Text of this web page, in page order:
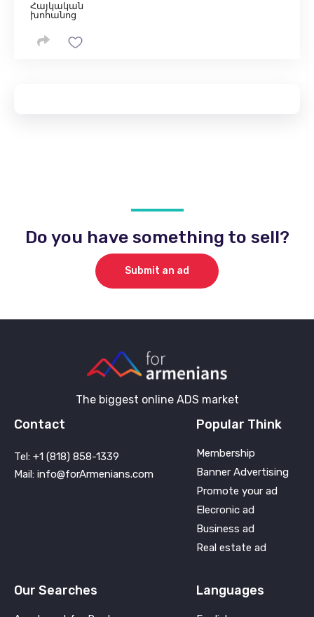
Հայկական
խոհանոց
Do you have something to sell?
Submit an ad
The biggest online ADS market
Contact
Tel: +1 (818) 858-1339
Mail: info@forArmenians.com
Popular Think
Membership
Banner Advertising
Promote your ad
Elecronic ad
Business ad
Real estate ad
Our Searches Languages